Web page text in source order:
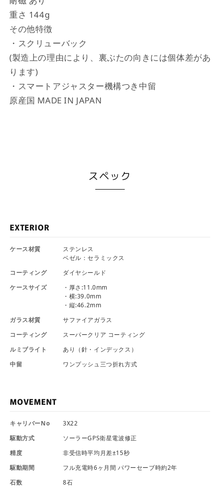
重さ 144g
その他特徴
・スクリューバック
(製造上の理由により、裏ぶたの向きには個体差があ
ります)
・スマートアジャスター機構つき中留
原産国 MADE IN JAPAN
スペック
EXTERIOR
ケース材質
ステンレス
ベゼル：セラミックス
コーティング
ダイヤシールド
ケースサイズ
・厚さ:11.0mm
・横:39.0mm
・縦:46.2mm
ガラス材質
サファイアガラス
コーティング
スーパークリア コーティング
ルミブライト
あり（針・インデックス）
中留
ワンプッシュ三つ折れ方式
MOVEMENT
キャリバーNo
3X22
駆動方式
ソーラーGPS衛星電波修正
精度
非受信時平均月差±15秒
駆動期間
フル充電時6ヶ月間 パワーセーブ時約2年
石数
8石